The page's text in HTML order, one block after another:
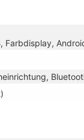
Farbdisplay,